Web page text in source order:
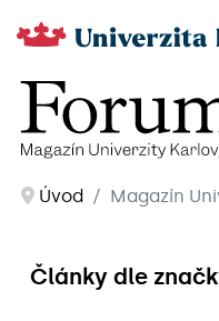
Úvod Magazín
Články dle